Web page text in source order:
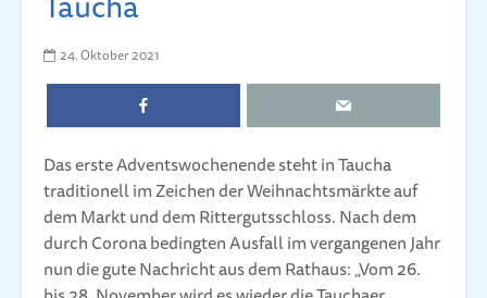
24. Oktober 2021
Das erste Adventswochenende steht in Taucha
traditionell im Zeichen der Weihnachtsmärkte auf
dem Markt und dem Rittergutsschloss. Nach dem
durch Corona bedingten Ausfall im vergangenen Jahr
nun die gute Nachricht aus dem Rathaus: „Vom 26.